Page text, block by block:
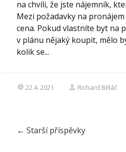
na chvíli, že jste nájemník,
Mezi požadavky na
cena. Pokud vlastníte byt na
v plánu nějaký koupit, mělo
kolik se...
22.4. 2021 Richard Běláč
← Starší příspěvky